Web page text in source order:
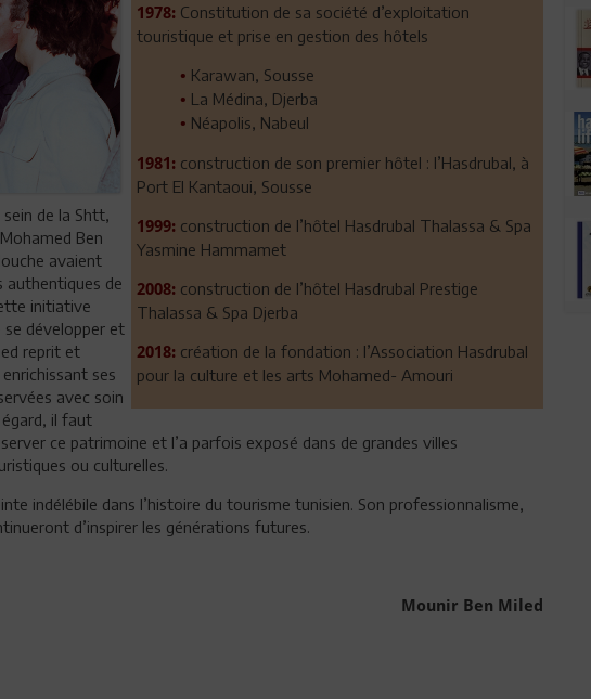
1978: Constitution de sa société d’exploitation
touristique et prise en gestion des hôtels
• Karawan, Sousse
• La Médina, Djerba
• Néapolis, Nabeul
1981: construction de son premier hôtel : l’Hasdrubal, à
Port El Kantaoui, Sousse
1999: construction de l’hôtel Hasdrubal Thalassa & Spa
Yasmine Hammamet
2008: construction de l’hôtel Hasdrubal Prestige
Thalassa & Spa Djerba
2018: création de la fondation : l’Association Hasdrubal
pour la culture et les arts Mohamed- Amouri
de la Shtt,
Ben
avaient
authentiques de
initiative
se développer et
reprit et
ses
avec soin
égard, il faut
ce patrimoine et l’a parfois exposé dans de grandes villes
ou culturelles.
indélébile dans l’histoire du tourisme tunisien. Son professionnalisme,
d’inspirer les générations futures.
Mounir Ben Miled